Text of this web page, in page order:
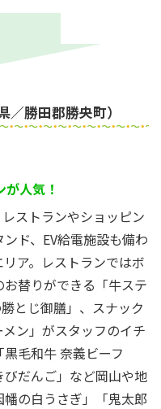
／勝田郡勝央町）
人気！
ストランやショッピン
ド、EV給電施設も備わ
ア。レストランではボ
替りができる「牛ステ
とじ御膳」、スナック
ン」がスタッフのイチ
毛和牛 奈義ビーフ
だんご」など岡山や地
の白うさぎ」「鬼太郎